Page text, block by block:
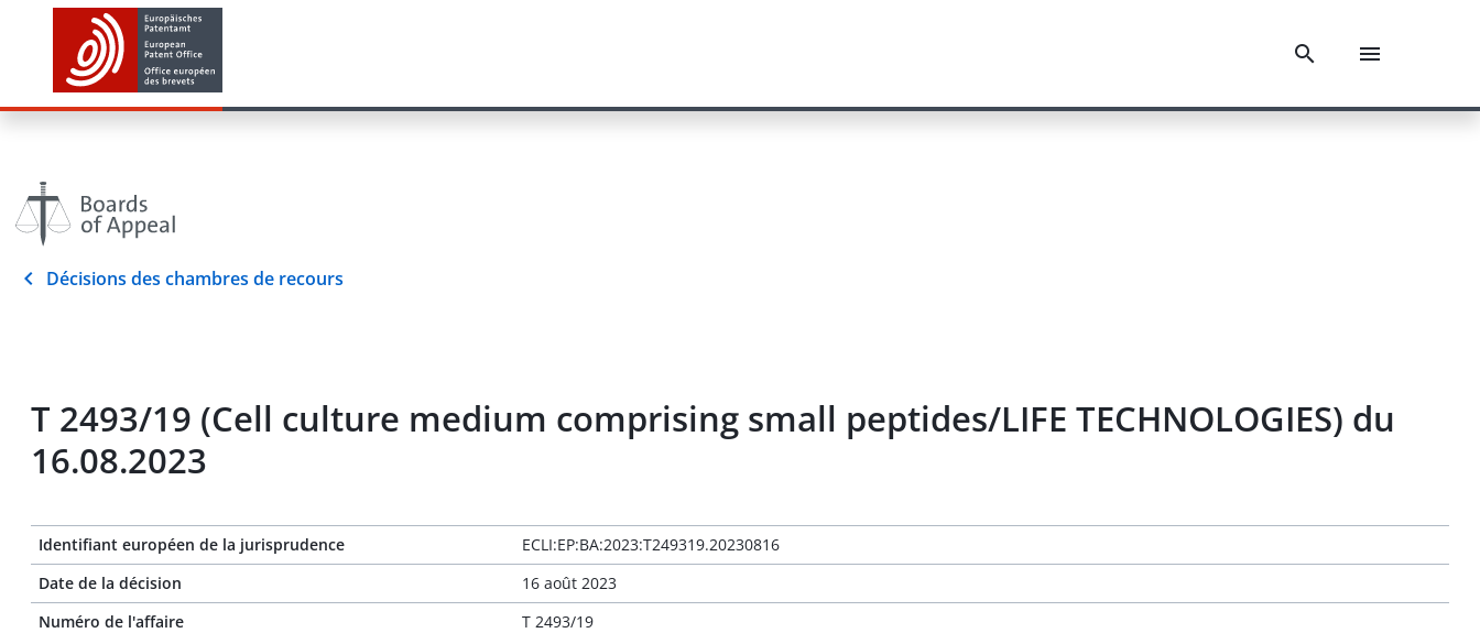
Décisions des chambres de recours
T 2493/19 (Cell culture medium comprising small peptides/LIFE TECHNOLOGIES) du
16.08.2023
Identifiant européen de la jurisprudence
ECLI:EP:BA:2023:T249319.20230816
Date de la décision
16 août 2023
Numéro de l'affaire
T 2493/19